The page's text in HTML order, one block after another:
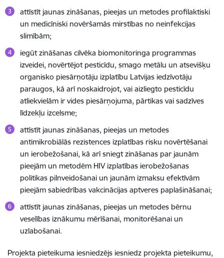
attīstīt jaunas zināšanas, pieejas un metodes profilaktiski
un medicīniski novēršamās mirstības no neinfekcijas
slimībām;
iegūt zināšanas cilvēka biomonitoringa programmas
izveidei, novērtējot pesticīdu, smago metālu un atsevišķu
organisko piesārņotāju izplatību Latvijas iedzīvotāju
paraugos, kā arī noskaidrojot, vai aizliegto pesticīdu
atliekvielām ir vides piesārņojuma, pārtikas vai sadzīves
līdzekļu izcelsme;
attīstīt jaunas zināšanas, pieejas un metodes
antimikrobiālās rezistences izplatības risku novērtēšanai
un ierobežošanai, kā arī sniegt zināšanas par jaunām
pieejām un metodēm HIV izplatības ierobežošanas
politikas pilnveidošanai un jaunām izmaksu efektīvām
pieejām sabiedrības vakcinācijas aptveres paplašināšanai;
attīstīt jaunas zināšanas, pieejas un metodes bērnu
veselības iznākumu mērīšanai, monitorēšanai un
uzlabošanai.
Projekta pieteikuma iesniedzējs iesniedz projekta pieteikumu,